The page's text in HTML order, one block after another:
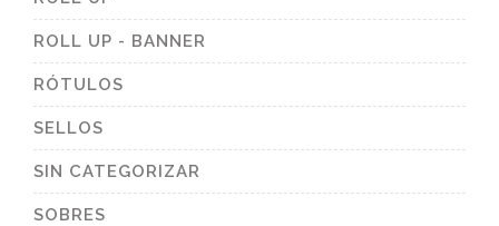
ROLL UP - BANNER
RÓTULOS
SELLOS
SIN CATEGORIZAR
SOBRES